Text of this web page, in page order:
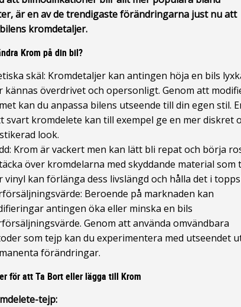
är en av de trendigaste förändringarna just nu att
kromdetaljer.
Krom på din bil?
skäl: Kromdetaljer kan antingen höja en bils
kännas överdrivet och opersonligt. Genom att
kan du anpassa bilens utseende till din egen stil.
svart kromdelete kan till exempel ge en mer diskret
look.
Krom är vackert men kan lätt bli repat och börja
över kromdelarna med skyddande material som
vinyl kan förlänga dess livslängd och hålla det i
Beroende på marknaden kan
antingen öka eller minska en bils
Genom att använda omvändbara
som tejp kan du experimentera med utseendet
förändringar.
för att Ta Bort eller lägga till Krom
tejp: